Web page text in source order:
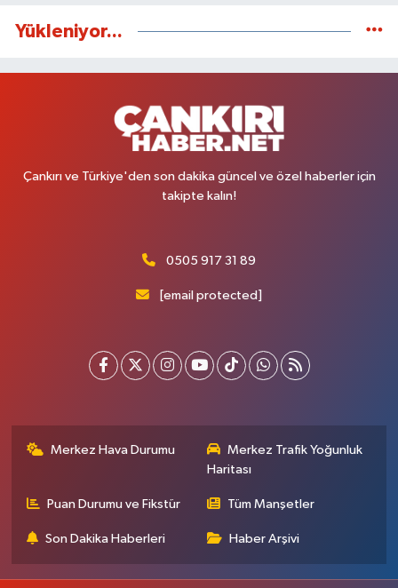
Yükleniyor...
Çankırı ve Türkiye'den son dakika güncel ve özel haberler için
takipte kalın!
0505 917 31 89
[email protected]
Merkez Hava Durumu
Merkez Trafik Yoğunluk
Haritası
Puan Durumu ve Fikstür Tüm Manşetler
Son Dakika Haberleri Haber Arşivi